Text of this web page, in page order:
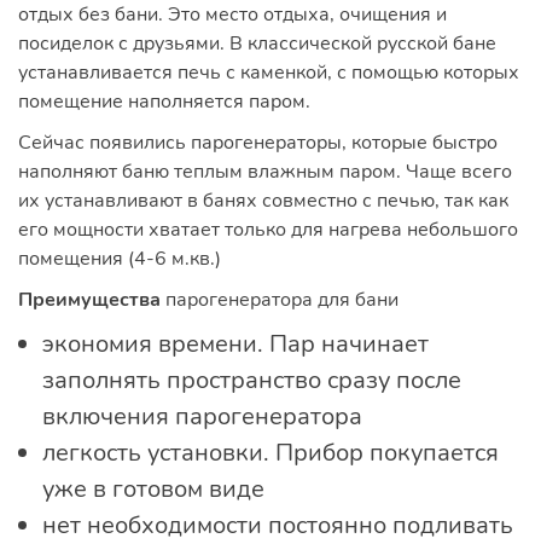
отдых без бани. Это место отдыха, очищения и
посиделок с друзьями. В классической русской бане
устанавливается печь с каменкой, с помощью которых
помещение наполняется паром.
Сейчас появились парогенераторы, которые быстро
наполняют баню теплым влажным паром. Чаще всего
их устанавливают в банях совместно с печью, так как
его мощности хватает только для нагрева небольшого
помещения (4-6 м.кв.)
Преимущества парогенератора для бани
экономия времени. Пар начинает
заполнять пространство сразу после
включения парогенератора
легкость установки. Прибор покупается
уже в готовом виде
нет необходимости постоянно подливать